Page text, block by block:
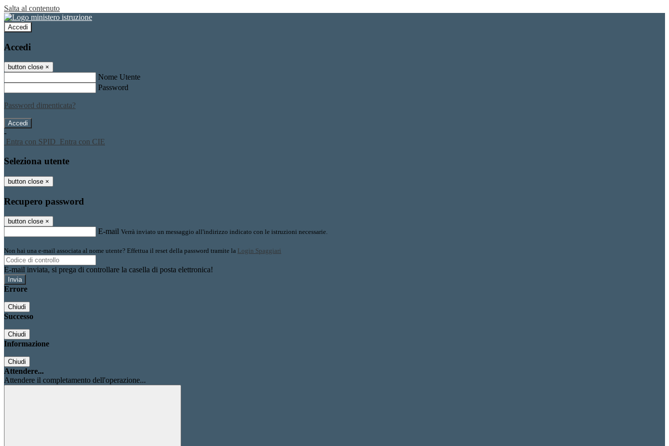
Salta al contenuto
Accedi
Accedi
button close ×
Nome Utente
Password
Password dimenticata?
-
Entra con SPID Entra con CIE
Seleziona utente
button close ×
Recupero password
button close ×
E-mail Verrà inviato un messaggio all'indirizzo indicato con le istruzioni necessarie.
Non hai una e-mail associata al nome utente? Effettua il reset della password tramite la Login Spaggiari
E-mail inviata, si prega di controllare la casella di posta elettronica!
Errore
Chiudi
Successo
Chiudi
Informazione
Chiudi
Attendere...
Attendere il completamento dell'operazione...